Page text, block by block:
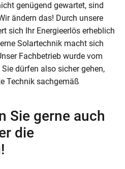
genügend gewartet, sind
ändern das! Durch unsere
sich Ihr Energieerlös erheblich
Solartechnik macht sich
Fachbetrieb wurde vom
dürfen also sicher gehen,
Technik sachgemäß
Sie gerne auch
die